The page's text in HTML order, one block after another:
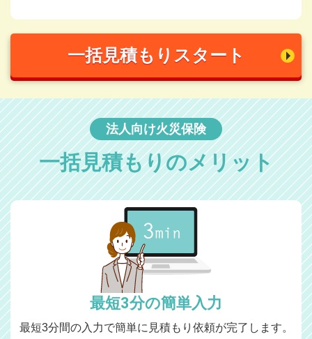
一括見積もりスタート
法人向け火災保険
一括見積もりのメリット
最短3分の簡単入力
最短3分間の入力で簡単に見積もり依頼が完了します。